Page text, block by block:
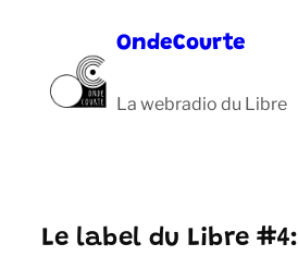
contenu
OndeCourte
La webradio du Libre
Le label du Libre #4: